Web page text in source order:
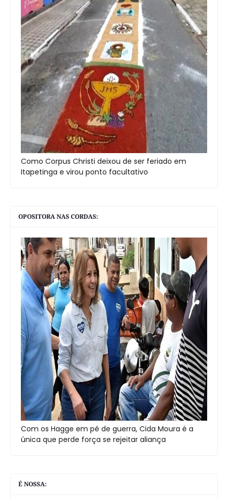
Como Corpus Christi deixou de ser feriado em
Itapetinga e virou ponto facultativo
OPOSITORA NAS CORDAS:
Com os Hagge em pé de guerra, Cida Moura é a
única que perde força se rejeitar aliança
É NOSSA: